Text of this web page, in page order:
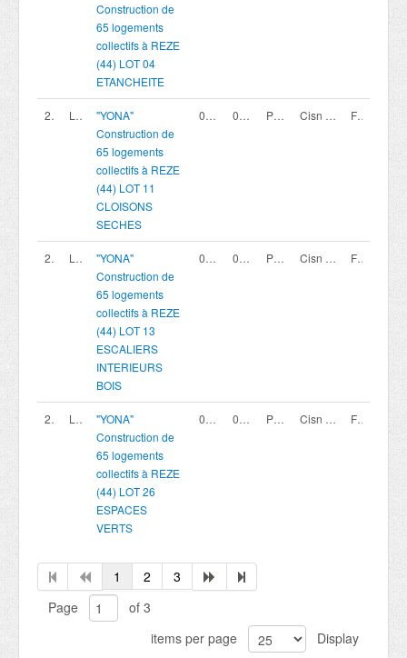
Construction de
65 logements
collectifs à REZE
(44) LOT 04
ETANCHEITE
200419799 LOT 11
"YONA"
Construction de
65 logements
collectifs à REZE
(44) LOT 11
CLOISONS
SECHES
02/08/2026 02/10/2026 12:00 Procédure avec négociation - Appel à candidature Cisn coopérative France
200419801 LOT 13
"YONA"
Construction de
65 logements
collectifs à REZE
(44) LOT 13
ESCALIERS
INTERIEURS
BOIS
02/08/2026 02/10/2026 12:00 Procédure avec négociation - Appel à candidature Cisn coopérative France
200419815 LOT 26
"YONA"
Construction de
65 logements
collectifs à REZE
(44) LOT 26
ESPACES
VERTS
02/08/2026 02/10/2026 12:00 Procédure avec négociation - Appel à candidature Cisn coopérative France
1 2
3
Page
of 3
items per page
Display